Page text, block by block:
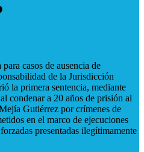
casos de ausencia de
de la Jurisdicción
la primera sentencia, mediante
condenar a 20 años de prisión al
Gutiérrez por crímenes de
en el marco de ejecuciones
presentadas ilegítimamente